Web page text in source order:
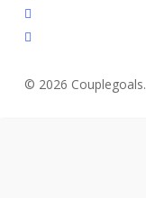
youtube
instagram
© 2026 Couplegoals.